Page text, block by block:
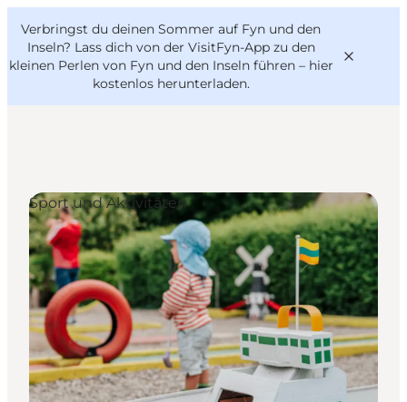
Verbringst du deinen Sommer auf Fyn und den
Inseln? Lass dich von der VisitFyn-App zu den
kleinen Perlen von Fyn und den Inseln führen – hier
kostenlos herunterladen.
Reise Ideen
Outdoor & bike
Essen & trinken
Übernachtung
VisitFyn
Deutsch
Sport und Aktivitäten